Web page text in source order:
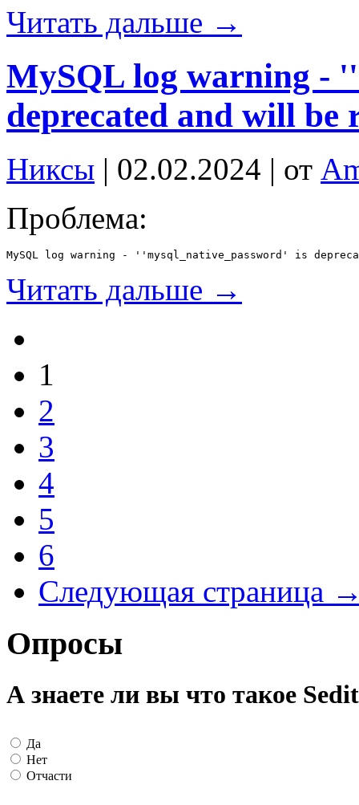
Читать дальше →
MySQL log warning -
deprecated and will be
Никсы | 02.02.2024 | от
Проблема:
MySQL log warning - ''mysql_native_password' is
Читать дальше →
1
2
3
4
5
6
Следующая страница
Опросы
А знаете ли вы что такое
Да
Нет
Отчасти